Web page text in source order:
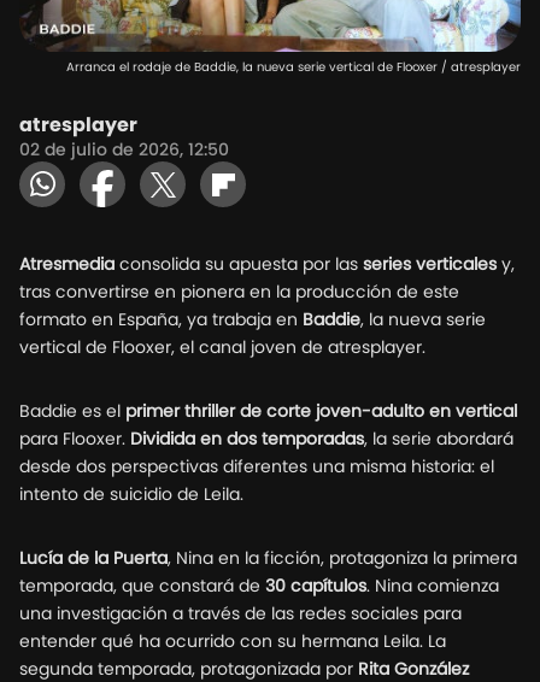
Arranca el rodaje de Baddie, la nueva serie vertical de Flooxer / atresplayer
atresplayer
02 de julio de 2026, 12:50
Atresmedia consolida su apuesta por las series verticales y,
tras convertirse en pionera en la producción de este
formato en España, ya trabaja en Baddie, la nueva serie
vertical de Flooxer, el canal joven de atresplayer.
Baddie es el primer thriller de corte joven-adulto en vertical
para Flooxer. Dividida en dos temporadas, la serie abordará
desde dos perspectivas diferentes una misma historia: el
intento de suicidio de Leila.
Lucía de la Puerta, Nina en la ficción, protagoniza la primera
temporada, que constará de 30 capítulos. Nina comienza
una investigación a través de las redes sociales para
entender qué ha ocurrido con su hermana Leila. La
segunda temporada, protagonizada por Rita González